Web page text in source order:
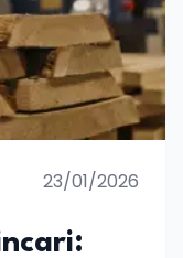
23/01/2026